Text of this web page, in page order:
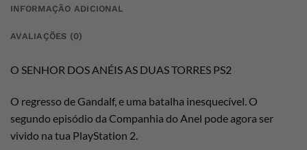
INFORMAÇÃO ADICIONAL
AVALIAÇÕES (0)
O SENHOR DOS ANÉIS AS DUAS TORRES PS2
O regresso de Gandalf, e uma batalha inesquecível. O
segundo episódio da Companhia do Anel pode agora ser
vivido na tua PlayStation 2.